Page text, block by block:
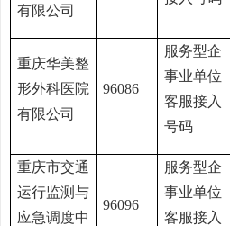
有限公司
重庆华美整
形外科医院
有限公司
96086
服务型企
事业单位
客服接入
号码
重庆市交通
运行监测与
应急调度中
96096
服务型企
事业单位
客服接入